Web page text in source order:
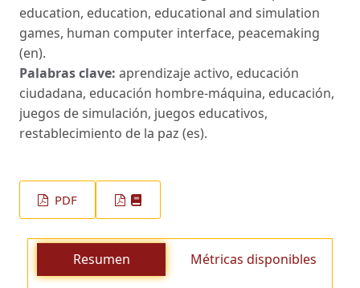
education, education, educational and simulation
games, human computer interface, peacemaking
(en).
Palabras clave: aprendizaje activo, educación
ciudadana, educación hombre-máquina, educación,
juegos de simulación, juegos educativos,
restablecimiento de la paz (es).
PDF
Resumen Métricas disponibles